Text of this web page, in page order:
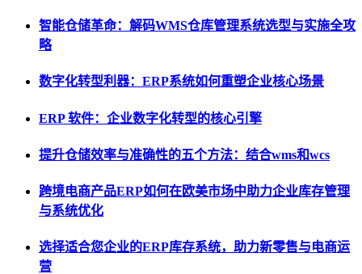
智能仓储革命：解码WMS仓库管理系统选型与实施全攻
略
数字化转型利器：ERP系统如何重塑企业核心场景
ERP 软件：企业数字化转型的核心引擎
提升仓储效率与准确性的五个方法：结合wms和wcs
跨境电商产品ERP如何在欧美市场中助力企业库存管理
与系统优化
选择适合您企业的ERP库存系统，助力新零售与电商运
营